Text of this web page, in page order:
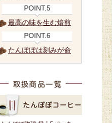
POINT.5
最高の味を生む焙煎
POINT.6
たんぽぽは刻みが命